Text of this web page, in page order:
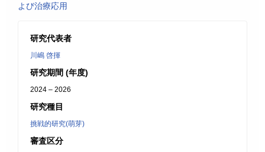
よび治療応用
研究代表者
川嶋 啓揮
研究期間 (年度)
2024 – 2026
研究種目
挑戦的研究(萌芽)
審査区分